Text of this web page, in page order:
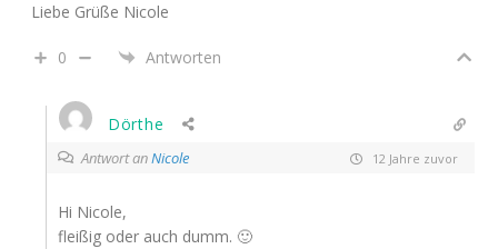
Liebe Grüße Nicole
0 Antworten
Dörthe
Antwort anNicole 12 Jahre zuvor
Hi Nicole,
fleißig oder auch dumm. 🙂